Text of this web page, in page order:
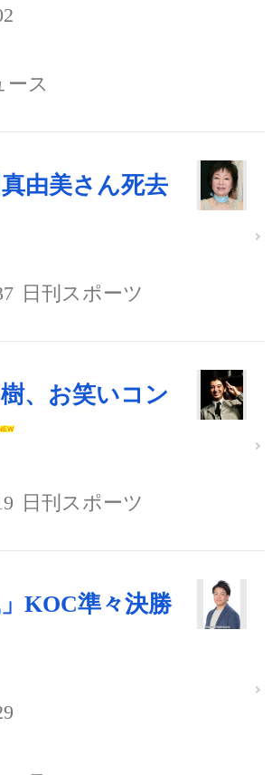
ース
由美さん死去
日刊スポーツ
、お笑いコン
日刊スポーツ
」KOC準々決勝